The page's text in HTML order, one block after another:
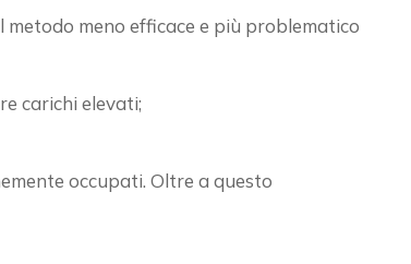
meno efficace e più problematico
carichi elevati;
occupati. Oltre a questo